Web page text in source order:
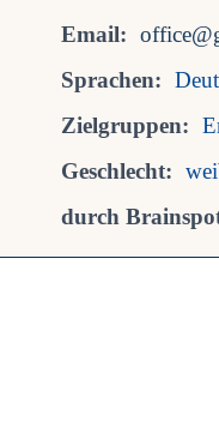
Email:
Sprachen:
Zielgruppen:
Geschlecht:
durch